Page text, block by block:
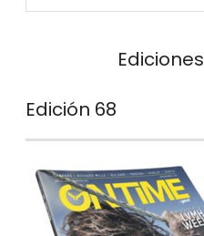
Ediciones
Edición 68